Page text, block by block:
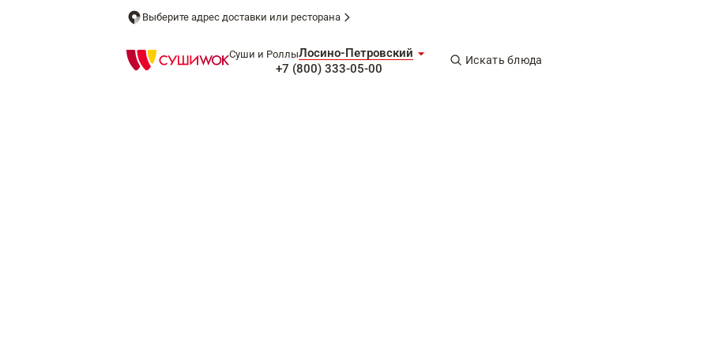
Выберите адрес доставки или ресторана
Суши и РоллыЛосино-Петровский
+7 (800) 333-05-00
Искать блюда